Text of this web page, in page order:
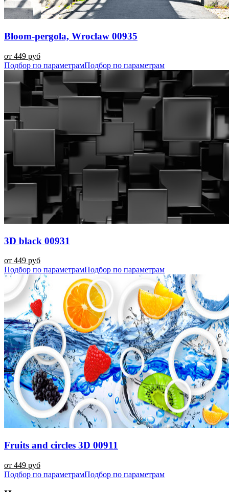
Bloom-pergola, Wroclaw 00935
от 449 руб
Подбор по параметрамПодбор по параметрам
3D black 00931
от 449 руб
Подбор по параметрамПодбор по параметрам
Fruits and circles 3D 00911
от 449 руб
Подбор по параметрамПодбор по параметрам